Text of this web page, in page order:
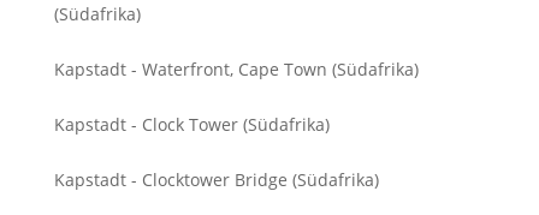
(Südafrika)
Kapstadt - Waterfront, Cape Town (Südafrika)
Kapstadt - Clock Tower (Südafrika)
Kapstadt - Clocktower Bridge (Südafrika)